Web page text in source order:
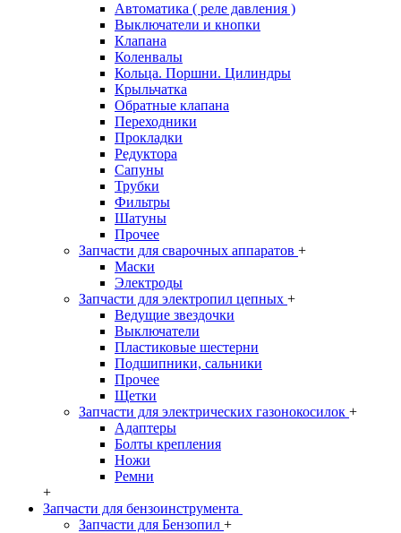
Автоматика ( реле давления )
Выключатели и кнопки
Клапана
Коленвалы
Кольца. Поршни. Цилиндры
Крыльчатка
Обратные клапана
Переходники
Прокладки
Редуктора
Сапуны
Трубки
Фильтры
Шатуны
Прочее
Запчасти для сварочных аппаратов +
Маски
Электроды
Запчасти для электропил цепных +
Ведущие звездочки
Выключатели
Пластиковые шестерни
Подшипники, сальники
Прочее
Щетки
Запчасти для электрических газонокосилок +
Адаптеры
Болты крепления
Ножи
Ремни
+
Запчасти для бензоинструмента
Запчасти для Бензопил +